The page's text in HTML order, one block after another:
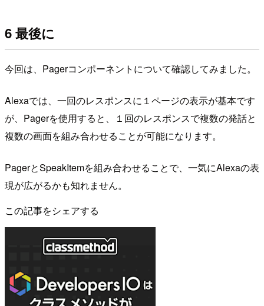
6 最後に
今回は、Pagerコンポーネントについて確認してみました。
Alexaでは、一回のレスポンスに１ページの表示が基本です
が、Pagerを使用すると、１回のレスポンスで複数の発話と
複数の画面を組み合わせることが可能になります。
PagerとSpeakItemを組み合わせることで、一気にAlexaの表
現が広がるかも知れません。
この記事をシェアする